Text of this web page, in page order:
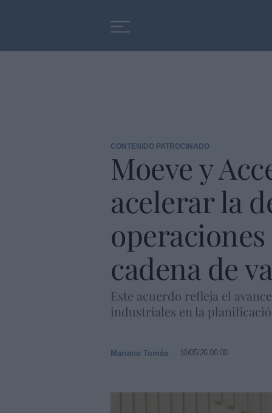
CONTENIDO PATROCINADO
Moeve y
acelerar la
cadena de
Este acuerdo refleja el
industriales en la
Mariano Tomás 10/05/26 06:00